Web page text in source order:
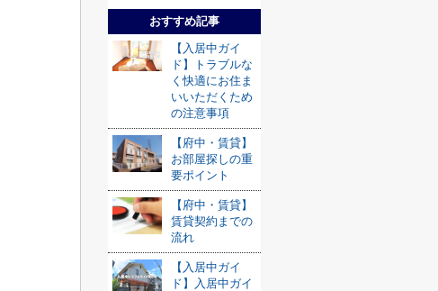
おすすめ記事
【入居中ガイ
ド】トラブルな
く快適にお住ま
いいただくため
の注意事項
【府中・賃貸】
お部屋探しの重
要ポイント
【府中・賃貸】
賃貸契約までの
流れ
【入居中ガイ
ド】入居中ガイ